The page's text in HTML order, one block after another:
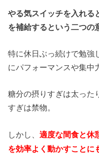
やる気スイッチを入れる
を補給するという二つの
特に休日ぶっ続けで勉強
にパフォーマンスや集中
糖分の摂りすぎは太った
すぎは禁物。
しかし、適度な間食と休
を効率よく動かすことに